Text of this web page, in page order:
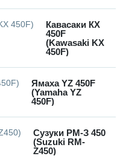
Кавасаки КХ
450F
(Kawasaki KX
450F)
Ямаха YZ 450F
(Yamaha YZ
450F)
Сузуки РМ-З 450
(Suzuki RM-
Z450)